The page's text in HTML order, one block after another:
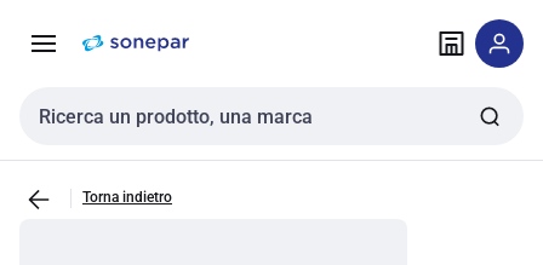
navigazione alla
Cerca input
Torna indietro